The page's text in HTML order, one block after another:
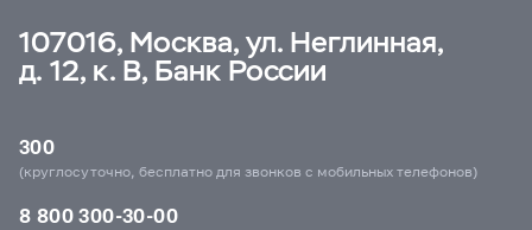
107016, Москва, ул. Неглинная,
д. 12, к. В, Банк России
300
(круглосуточно, бесплатно для звонков с мобильных телефонов)
8 800 300-30-00